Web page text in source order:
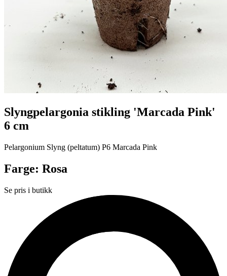
Slyngpelargonia stikling 'Marcada Pink'
6 cm
Pelargonium Slyng (peltatum) P6 Marcada Pink
Farge: Rosa
Se pris i butikk